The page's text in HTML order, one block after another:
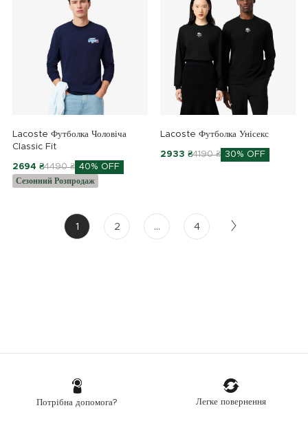
Lacoste Футболка Чоловіча
Classic Fit
2694 ₴4490 ₴ 40% OFF
Сезонний Розпродаж
Lacoste Футболка Унісекс
2933 ₴4190 ₴ 30% OFF
1 2 ... 4
Потрібна допомога? Легке повернення